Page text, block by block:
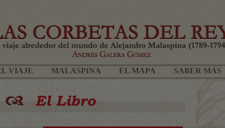
VIAJE
VIAJE MALASPINA
MALASPINA EL MAPA
EL MAPA SABER MÁS
SABER MÁS